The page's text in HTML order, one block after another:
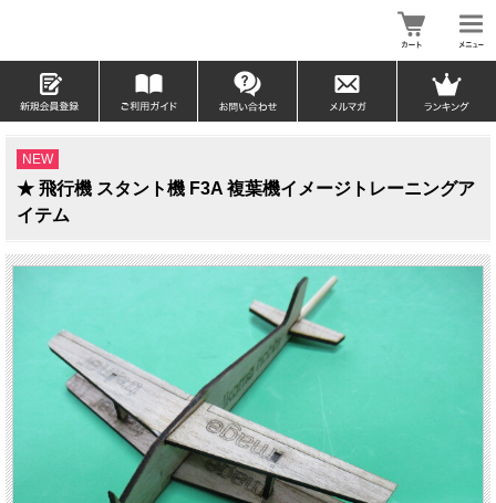
NEW
★ 飛行機 スタント機 F3A 複葉機イメージトレーニングア
イテム